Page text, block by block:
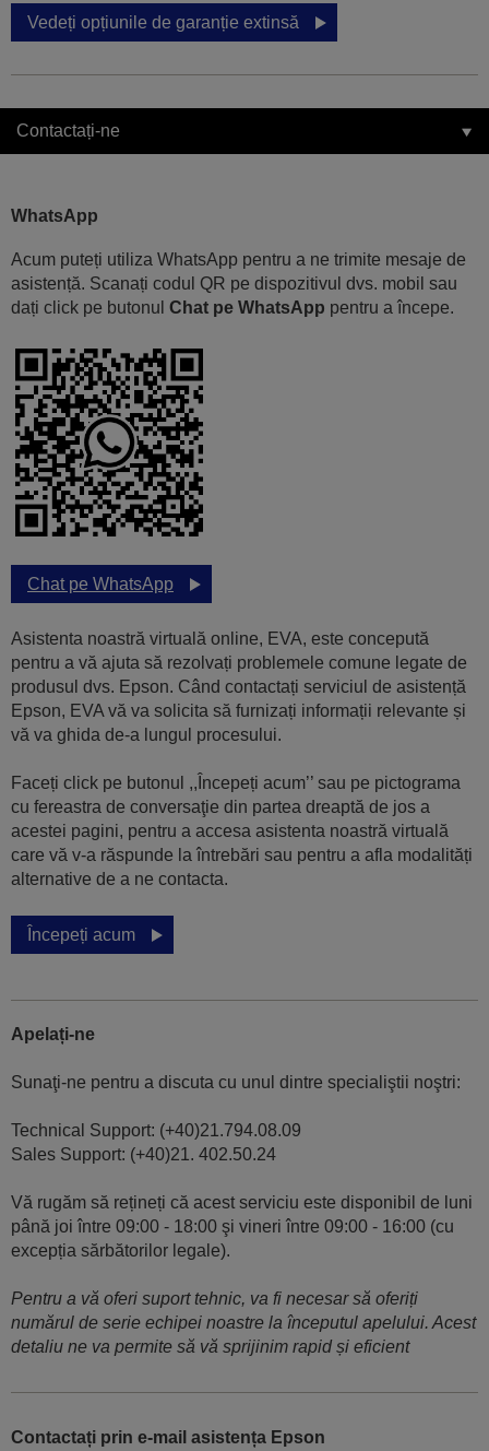
Vedeți opțiunile de garanție extinsă
Contactați-ne
WhatsApp
Acum puteți utiliza WhatsApp pentru a ne trimite mesaje de
asistență. Scanați codul QR pe dispozitivul dvs. mobil sau
dați click pe butonul Chat pe WhatsApp pentru a începe.
Chat pe WhatsApp
Asistenta noastră virtuală online, EVA, este concepută
pentru a vă ajuta să rezolvați problemele comune legate de
produsul dvs. Epson. Când contactați serviciul de asistență
Epson, EVA vă va solicita să furnizați informații relevante și
vă va ghida de-a lungul procesului.
Faceți click pe butonul ,,Începeți acum’’ sau pe pictograma
cu fereastra de conversaţie din partea dreaptă de jos a
acestei pagini, pentru a accesa asistenta noastră virtuală
care vă v-a răspunde la întrebări sau pentru a afla modalități
alternative de a ne contacta.
Începeți acum
Apelați-ne
Sunaţi-ne pentru a discuta cu unul dintre specialiştii noştri:
Technical Support: (+40)21.794.08.09
Sales Support: (+40)21. 402.50.24
Vă rugăm să rețineți că acest serviciu este disponibil de luni
până joi între 09:00 - 18:00 şi vineri între 09:00 - 16:00 (cu
excepția sărbătorilor legale).
Pentru a vă oferi suport tehnic, va fi necesar să oferiți
numărul de serie echipei noastre la începutul apelului. Acest
detaliu ne va permite să vă sprijinim rapid și eficient
Contactați prin e-mail asistența Epson